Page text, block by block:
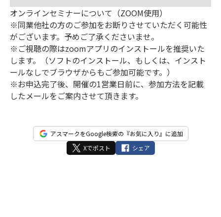
オンラインセミナーについて（ZOOM使用）
※同業他社の方のご参加をお断りさせていただく可能性
がございます。予めご了承くださいませ。
※ご視聴の際はzoomアプリのインストールを推奨いた
します。（ソフトのインストール、もしくは、インスト
ールなしでブラウザからもご参加可能です。）
※お申込完了後、開催の1営業日前に、参加方法を記載
したメールをご案内させて頂きます。
アスマークをGoogle検索の『お気に入り』に追加
Xでポスト
シェア